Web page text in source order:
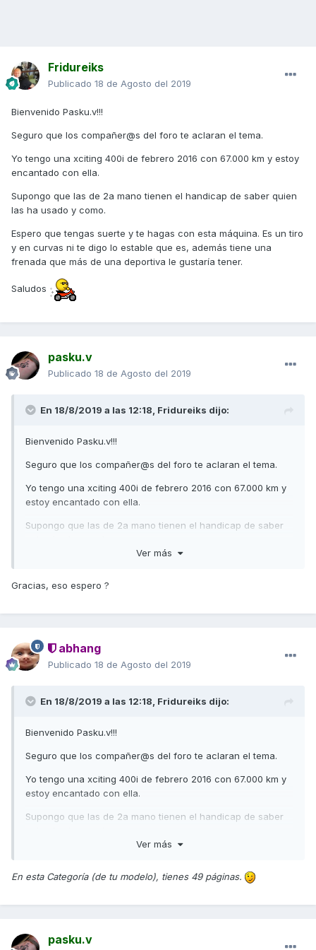
Fridureiks
Publicado 18 de Agosto del 2019
Bienvenido Pasku.v!!!
Seguro que los compañer@s del foro te aclaran el tema.
Yo tengo una xciting 400i de febrero 2016 con 67.000 km y estoy
encantado con ella.
Supongo que las de 2a mano tienen el handicap de saber quien
las ha usado y como.
Espero que tengas suerte y te hagas con esta máquina. Es un tiro
y en curvas ni te digo lo estable que es, además tiene una
frenada que más de una deportiva le gustaría tener.
Saludos
pasku.v
Publicado 18 de Agosto del 2019
En 18/8/2019 a las 12:18, Fridureiks dijo:
Bienvenido Pasku.v!!!
Seguro que los compañer@s del foro te aclaran el tema.
Yo tengo una xciting 400i de febrero 2016 con 67.000 km y
estoy encantado con ella.
Supongo que las de 2a mano tienen el handicap de saber
tiene una frenada que más de una deportiva le gustaría
Ver más
Gracias, eso espero ?
abhang
Publicado 18 de Agosto del 2019
En 18/8/2019 a las 12:18, Fridureiks dijo:
Bienvenido Pasku.v!!!
Seguro que los compañer@s del foro te aclaran el tema.
Yo tengo una xciting 400i de febrero 2016 con 67.000 km y
estoy encantado con ella.
Supongo que las de 2a mano tienen el handicap de saber
tiene una frenada que más de una deportiva le gustaría
Ver más
En esta Categoría (de tu modelo), tienes 49 páginas.
pasku.v